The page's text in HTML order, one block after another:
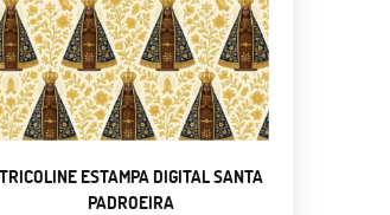
TRICOLINE ESTAMPA DIGITAL SANTA
PADROEIRA